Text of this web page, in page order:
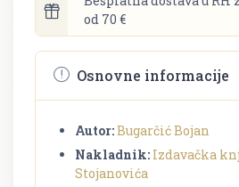
od 70 €
Osnovne informacije
Autor:Bugarčić Bojan
Nakladnik: Izdavačka
Stojanovića